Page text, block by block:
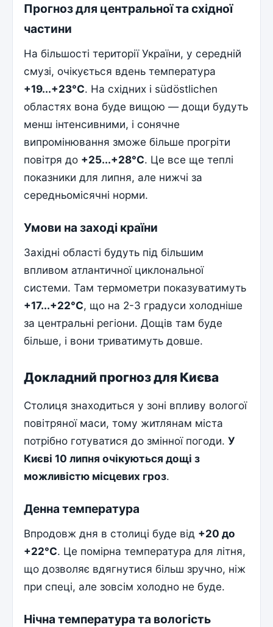
Прогноз для центральної та східної
частини
На більшості території України, у середній
смузі, очікується вдень температура
+19...+23°С. На східних і südöstlichen
областях вона буде вищою — дощи будуть
менш інтенсивними, і сонячне
випромінювання зможе більше прогріти
повітря до +25...+28°С. Це все ще теплі
показники для липня, але нижчі за
середньомісячні норми.
Умови на заході країни
Західні області будуть під більшим
впливом атлантичної циклональної
системи. Там термометри показуватимуть
+17...+22°С, що на 2-3 градуси холодніше
за центральні регіони. Дощів там буде
більше, і вони триватимуть довше.
Докладний прогноз для Києва
Столиця знаходиться у зоні впливу вологої
повітряної маси, тому житлянам міста
потрібно готуватися до змінної погоди.У
Києві 10 липня очікуються дощі з
можливістю місцевих гроз.
Денна температура
Впродовж дня в столиці буде від +20 до
+22°С. Це помірна температура для літня,
що дозволяє вдягнутися більш зручно, ніж
при спеці, але зовсім холодно не буде.
Нічна температура та вологість